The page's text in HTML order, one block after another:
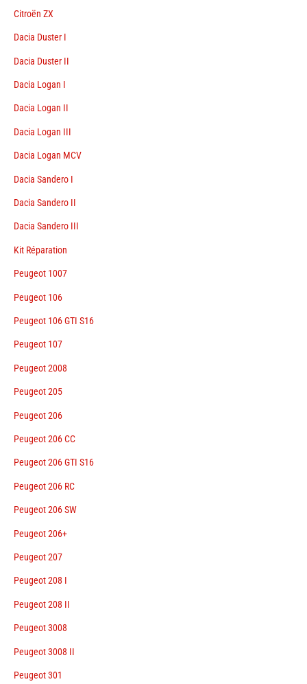
Citroën ZX
Dacia Duster I
Dacia Duster II
Dacia Logan I
Dacia Logan II
Dacia Logan III
Dacia Logan MCV
Dacia Sandero I
Dacia Sandero II
Dacia Sandero III
Kit Réparation
Peugeot 1007
Peugeot 106
Peugeot 106 GTI S16
Peugeot 107
Peugeot 2008
Peugeot 205
Peugeot 206
Peugeot 206 CC
Peugeot 206 GTI S16
Peugeot 206 RC
Peugeot 206 SW
Peugeot 206+
Peugeot 207
Peugeot 208 I
Peugeot 208 II
Peugeot 3008
Peugeot 3008 II
Peugeot 301